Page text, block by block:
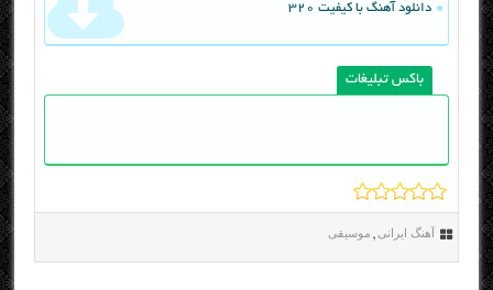
دانلود آهنگ با کیفیت 320
باکس تبلیغات
آهنگ ایرانی, موسیقی